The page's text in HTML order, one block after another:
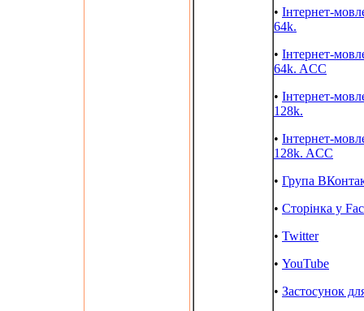
• Інтернет-
64k.
• Інтернет-
64k. ACC
• Інтернет-
128k.
• Інтернет-
128k. ACC
• Група
• Сторінка у
• Twitter
• YouTube
• Застосунок